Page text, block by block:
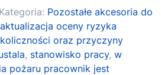
Kategoria: Pozostałe akcesoria do
aktualizacja oceny ryzyka
oraz przyczyny
, stanowisko pracy, w
pożaru pracownik jest